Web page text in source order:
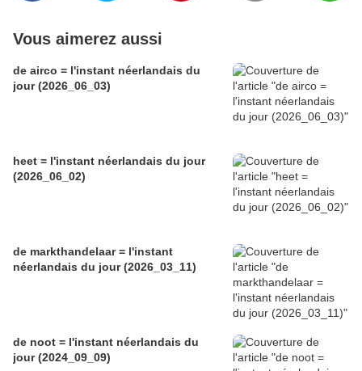
Vous aimerez aussi
de airco = l'instant néerlandais du
jour (2026_06_03)
heet = l'instant néerlandais du jour
(2026_06_02)
de markthandelaar = l'instant
néerlandais du jour (2026_03_11)
de noot = l'instant néerlandais du
jour (2024_09_09)